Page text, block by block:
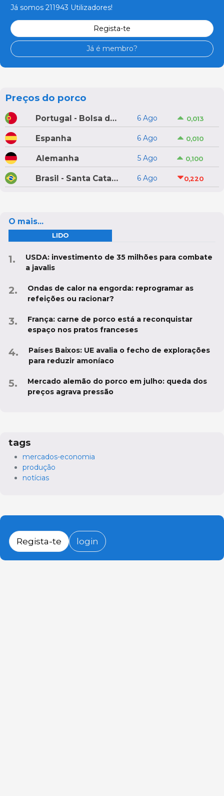
Já somos 211943 Utilizadores!
Regista-te
Já é membro?
Preços do porco
Portugal - Bolsa do Porco do Montijo 6 Ago 0,013
Espanha 6 Ago 0,010
Alemanha 5 Ago 0,100
Brasil - Santa Catarina 6 Ago 0,220
O mais...
LIDO
USDA: investimento de 35 milhões para combate
a javalis
Ondas de calor na engorda: reprogramar as
refeições ou racionar?
França: carne de porco está a reconquistar
espaço nos pratos franceses
Países Baixos: UE avalia o fecho de explorações
para reduzir amoníaco
Mercado alemão do porco em julho: queda dos
preços agrava pressão
tags
mercados-economia
produção
notícias
Regista-te login